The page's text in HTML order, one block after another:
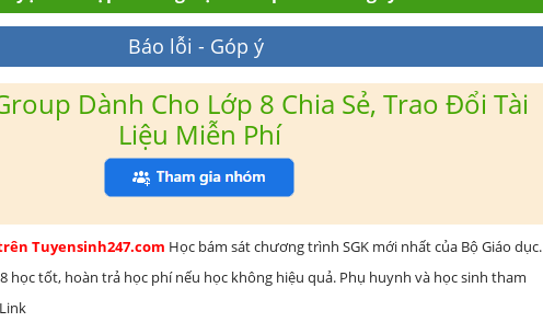
Báo lỗi - Góp ý
Dành Cho Lớp 8 Chia Sẻ, Trao Đổi Tài
Liệu Miễn Phí
Tuyensinh247.com Học bám sát chương trình SGK mới nhất của Bộ Giáo dục.
học tốt, hoàn trả học phí nếu học không hiệu quả. Phụ huynh và học sinh tham